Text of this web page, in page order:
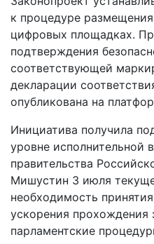
к процедуре
цифровых площадках.
подтверждения
соответствующей
декларации
опубликована на
Инициатива получила
уровне исполнительной
правительства
Мишустин 3 июля
необходимость
ускорения прохождения
парламентские